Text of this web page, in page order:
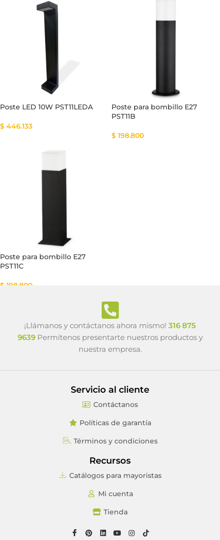
Poste LED 10W PST11LEDA
$ 446.133
Poste para bombillo E27
PST11B
$ 198.800
Poste para bombillo E27
PST11C
$ 198.800
¡Llámanos y contáctanos ahora mismo! 316 875
9639Permítenos presentarte nuestros productos y
nuestra empresa.
Servicio al cliente
Contáctanos
Políticas de garantía
Términos y condiciones
Recursos
Catálogos para mayoristas
Mi cuenta
Tienda